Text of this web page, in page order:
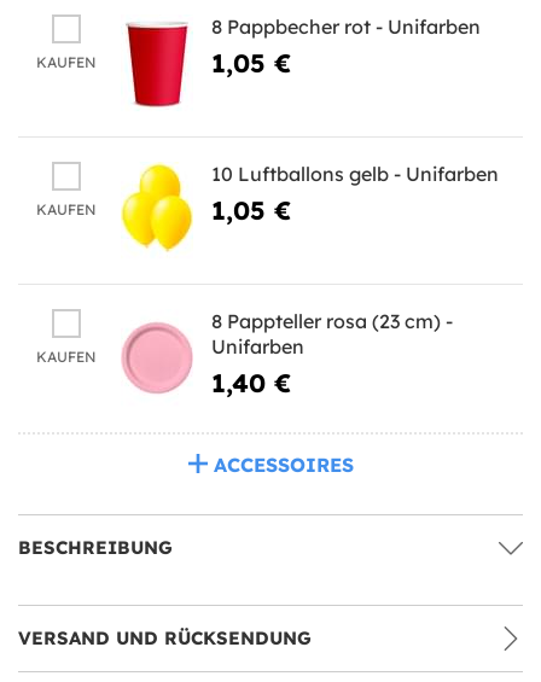
KAUFEN
8 Pappbecher rot - Unifarben
1,05 €
KAUFEN
10 Luftballons gelb - Unifarben
1,05 €
KAUFEN
8 Pappteller rosa (23 cm) -
Unifarben
1,40 €
ACCESSOIRES
BESCHREIBUNG
VERSAND UND RÜCKSENDUNG